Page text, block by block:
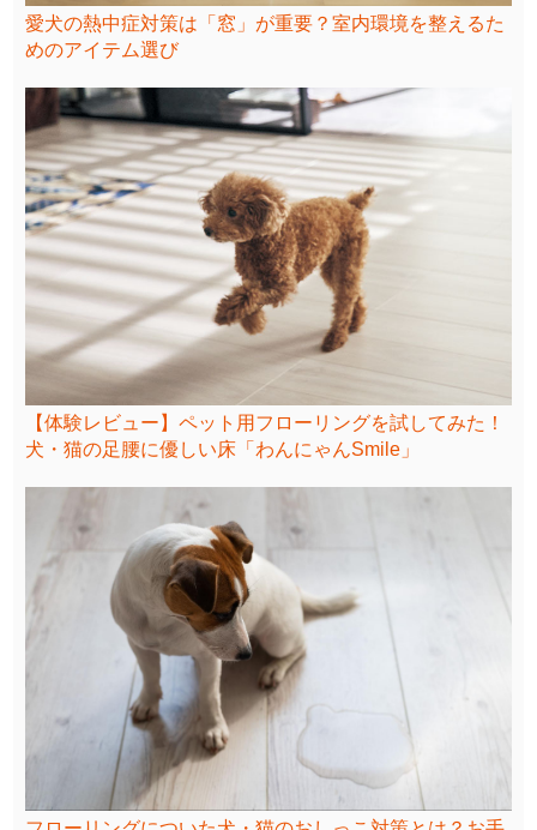
愛犬の熱中症対策は「窓」が重要？室内環境を整えるた
めのアイテム選び
【体験レビュー】ペット用フローリングを試してみた！
犬・猫の足腰に優しい床「わんにゃんSmile」